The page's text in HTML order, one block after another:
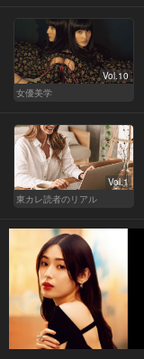
Vol.10
女優美学
Vol.1
東カレ読者のリアル